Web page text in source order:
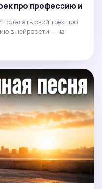
про профессию и
сделать свой трек про
в нейросети — на